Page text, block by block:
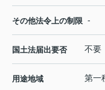
その他法令上の制限 -
国土法届出要否 不要
用途地域 第一